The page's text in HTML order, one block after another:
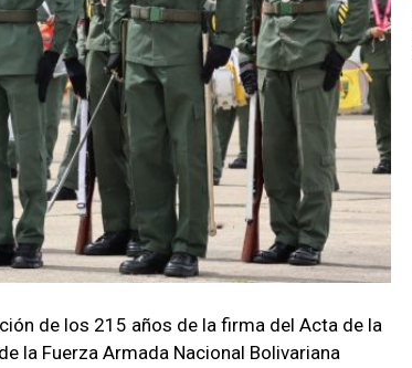
de los 215 años de la firma del Acta de la
la Fuerza Armada Nacional Bolivariana